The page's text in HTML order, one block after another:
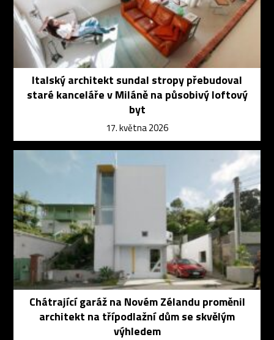
Italský architekt sundal stropy přebudoval
staré kanceláře v Miláně na působivý loftový
byt
17. května 2026
Chátrající garáž na Novém Zélandu proměnil
architekt na třípodlažní dům se skvělým
výhledem